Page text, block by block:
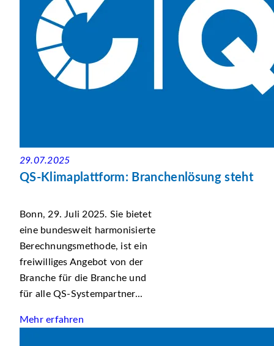
29.07.2025
QS-Klimaplattform: Branchenlösung steht
Bonn, 29. Juli 2025. Sie bietet
eine bundesweit harmonisierte
Berechnungsmethode, ist ein
freiwilliges Angebot von der
Branche für die Branche und
für alle QS-Systempartner...
Mehr erfahren